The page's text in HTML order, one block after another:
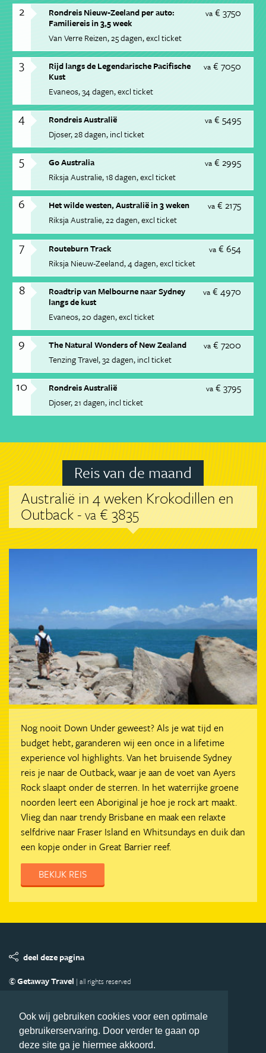
Ook wij gebruiken cookies voor een optimale
gebruikerservaring. Door verder te gaan op
deze site ga je hiermee akkoord.
2 va € 3750
Rondreis Nieuw-Zeeland per auto:
Familiereis in 3,5 week
Van Verre Reizen 25 dagen excl ticket
3 va € 7050
Rijd langs de Legendarische Pacifische
Kust
Evaneos 34 dagen excl ticket
4 va € 5495
Rondreis Australië
Djoser 28 dagen incl ticket
5 va € 2995
Go Australia
Riksja Australie 18 dagen excl ticket
6 va € 2175
Het wilde westen, Australië in 3 weken
Riksja Australie 22 dagen excl ticket
7 va € 654
Routeburn Track
Riksja Nieuw-Zeeland 4 dagen excl ticket
8 va € 4970
Roadtrip van Melbourne naar Sydney
langs de kust
Evaneos 20 dagen excl ticket
9 va € 7200
The Natural Wonders of New Zealand
Tenzing Travel 32 dagen incl ticket
10 va € 3795
Rondreis Australië
Djoser 21 dagen incl ticket
Reis van de maand
Australië in 4 weken Krokodillen en
Outback -va€ 3835
Nog nooit Down Under geweest? Als je wat tijd en
budget hebt, garanderen wij een once in a lifetime
experience vol highlights. Van het bruisende Sydney
reis je naar de Outback, waar je aan de voet van Ayers
Rock slaapt onder de sterren. In het waterrijke groene
noorden leert een Aboriginal je hoe je rock art maakt.
Vlieg dan naar trendy Brisbane en maak een relaxte
selfdrive naar Fraser Island en Whitsundays en duik dan
een kopje onder in Great Barrier reef.
BEKIJK REIS
deel deze pagina
© Getaway Travel | all rights reserved
Copyright
Privacy statement Disclaimer
Cookies
Volg Oceanie.nl